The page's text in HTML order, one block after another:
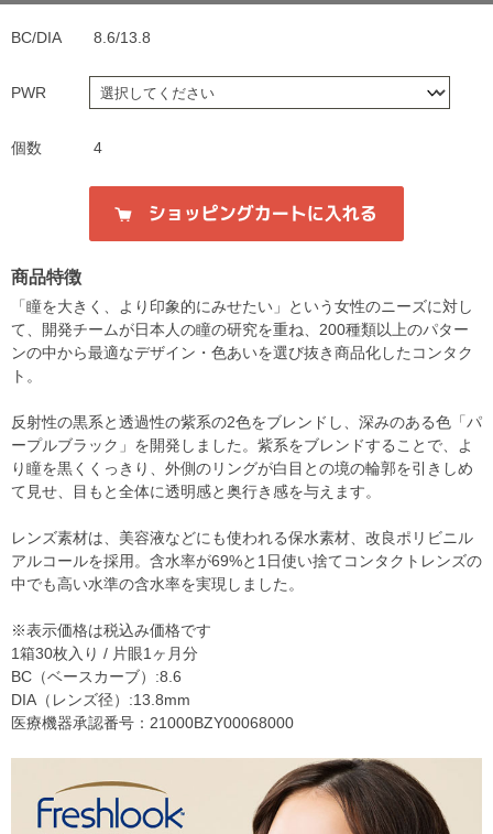
BC/DIA 8.6/13.8
PWR
個数 4
商品特徴
「瞳を大きく、より印象的にみせたい」という女性のニーズに対し
て、開発チームが日本人の瞳の研究を重ね、200種類以上のパター
ンの中から最適なデザイン・色あいを選び抜き商品化したコンタク
ト。
反射性の黒系と透過性の紫系の2色をブレンドし、深みのある色「パ
ープルブラック」を開発しました。紫系をブレンドすることで、よ
り瞳を黒くくっきり、外側のリングが白目との境の輪郭を引きしめ
て見せ、目もと全体に透明感と奥行き感を与えます。
レンズ素材は、美容液などにも使われる保水素材、改良ポリビニル
アルコールを採用。含水率が69%と1日使い捨てコンタクトレンズの
中でも高い水準の含水率を実現しました。
※表示価格は税込み価格です
1箱30枚入り / 片眼1ヶ月分
BC（ベースカーブ）:8.6
DIA（レンズ径）:13.8mm
医療機器承認番号：21000BZY00068000